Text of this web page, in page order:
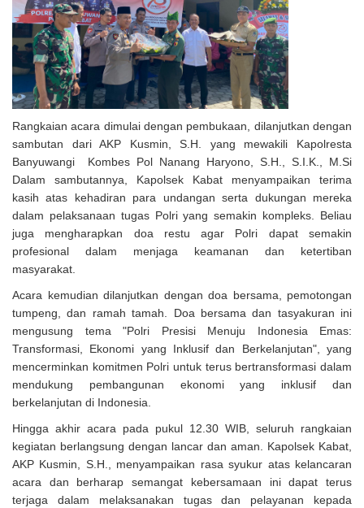
Rangkaian acara dimulai dengan pembukaan, dilanjutkan dengan
sambutan dari AKP Kusmin, S.H. yang mewakili Kapolresta
Banyuwangi Kombes Pol Nanang Haryono, S.H., S.I.K., M.Si
Dalam sambutannya, Kapolsek Kabat menyampaikan terima
kasih atas kehadiran para undangan serta dukungan mereka
dalam pelaksanaan tugas Polri yang semakin kompleks. Beliau
juga mengharapkan doa restu agar Polri dapat semakin
profesional dalam menjaga keamanan dan ketertiban
masyarakat.
Acara kemudian dilanjutkan dengan doa bersama, pemotongan
tumpeng, dan ramah tamah. Doa bersama dan tasyakuran ini
mengusung tema "Polri Presisi Menuju Indonesia Emas:
Transformasi, Ekonomi yang Inklusif dan Berkelanjutan", yang
mencerminkan komitmen Polri untuk terus bertransformasi dalam
mendukung pembangunan ekonomi yang inklusif dan
berkelanjutan di Indonesia.
Hingga akhir acara pada pukul 12.30 WIB, seluruh rangkaian
kegiatan berlangsung dengan lancar dan aman. Kapolsek Kabat,
AKP Kusmin, S.H., menyampaikan rasa syukur atas kelancaran
acara dan berharap semangat kebersamaan ini dapat terus
terjaga dalam melaksanakan tugas dan pelayanan kepada